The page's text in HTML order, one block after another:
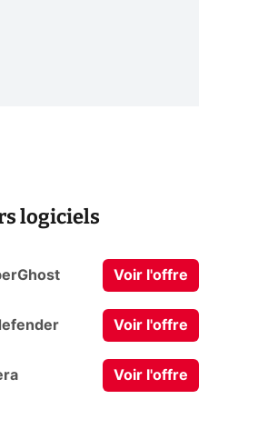
logiciels
Voir l'offre
Voir l'offre
Voir l'offre